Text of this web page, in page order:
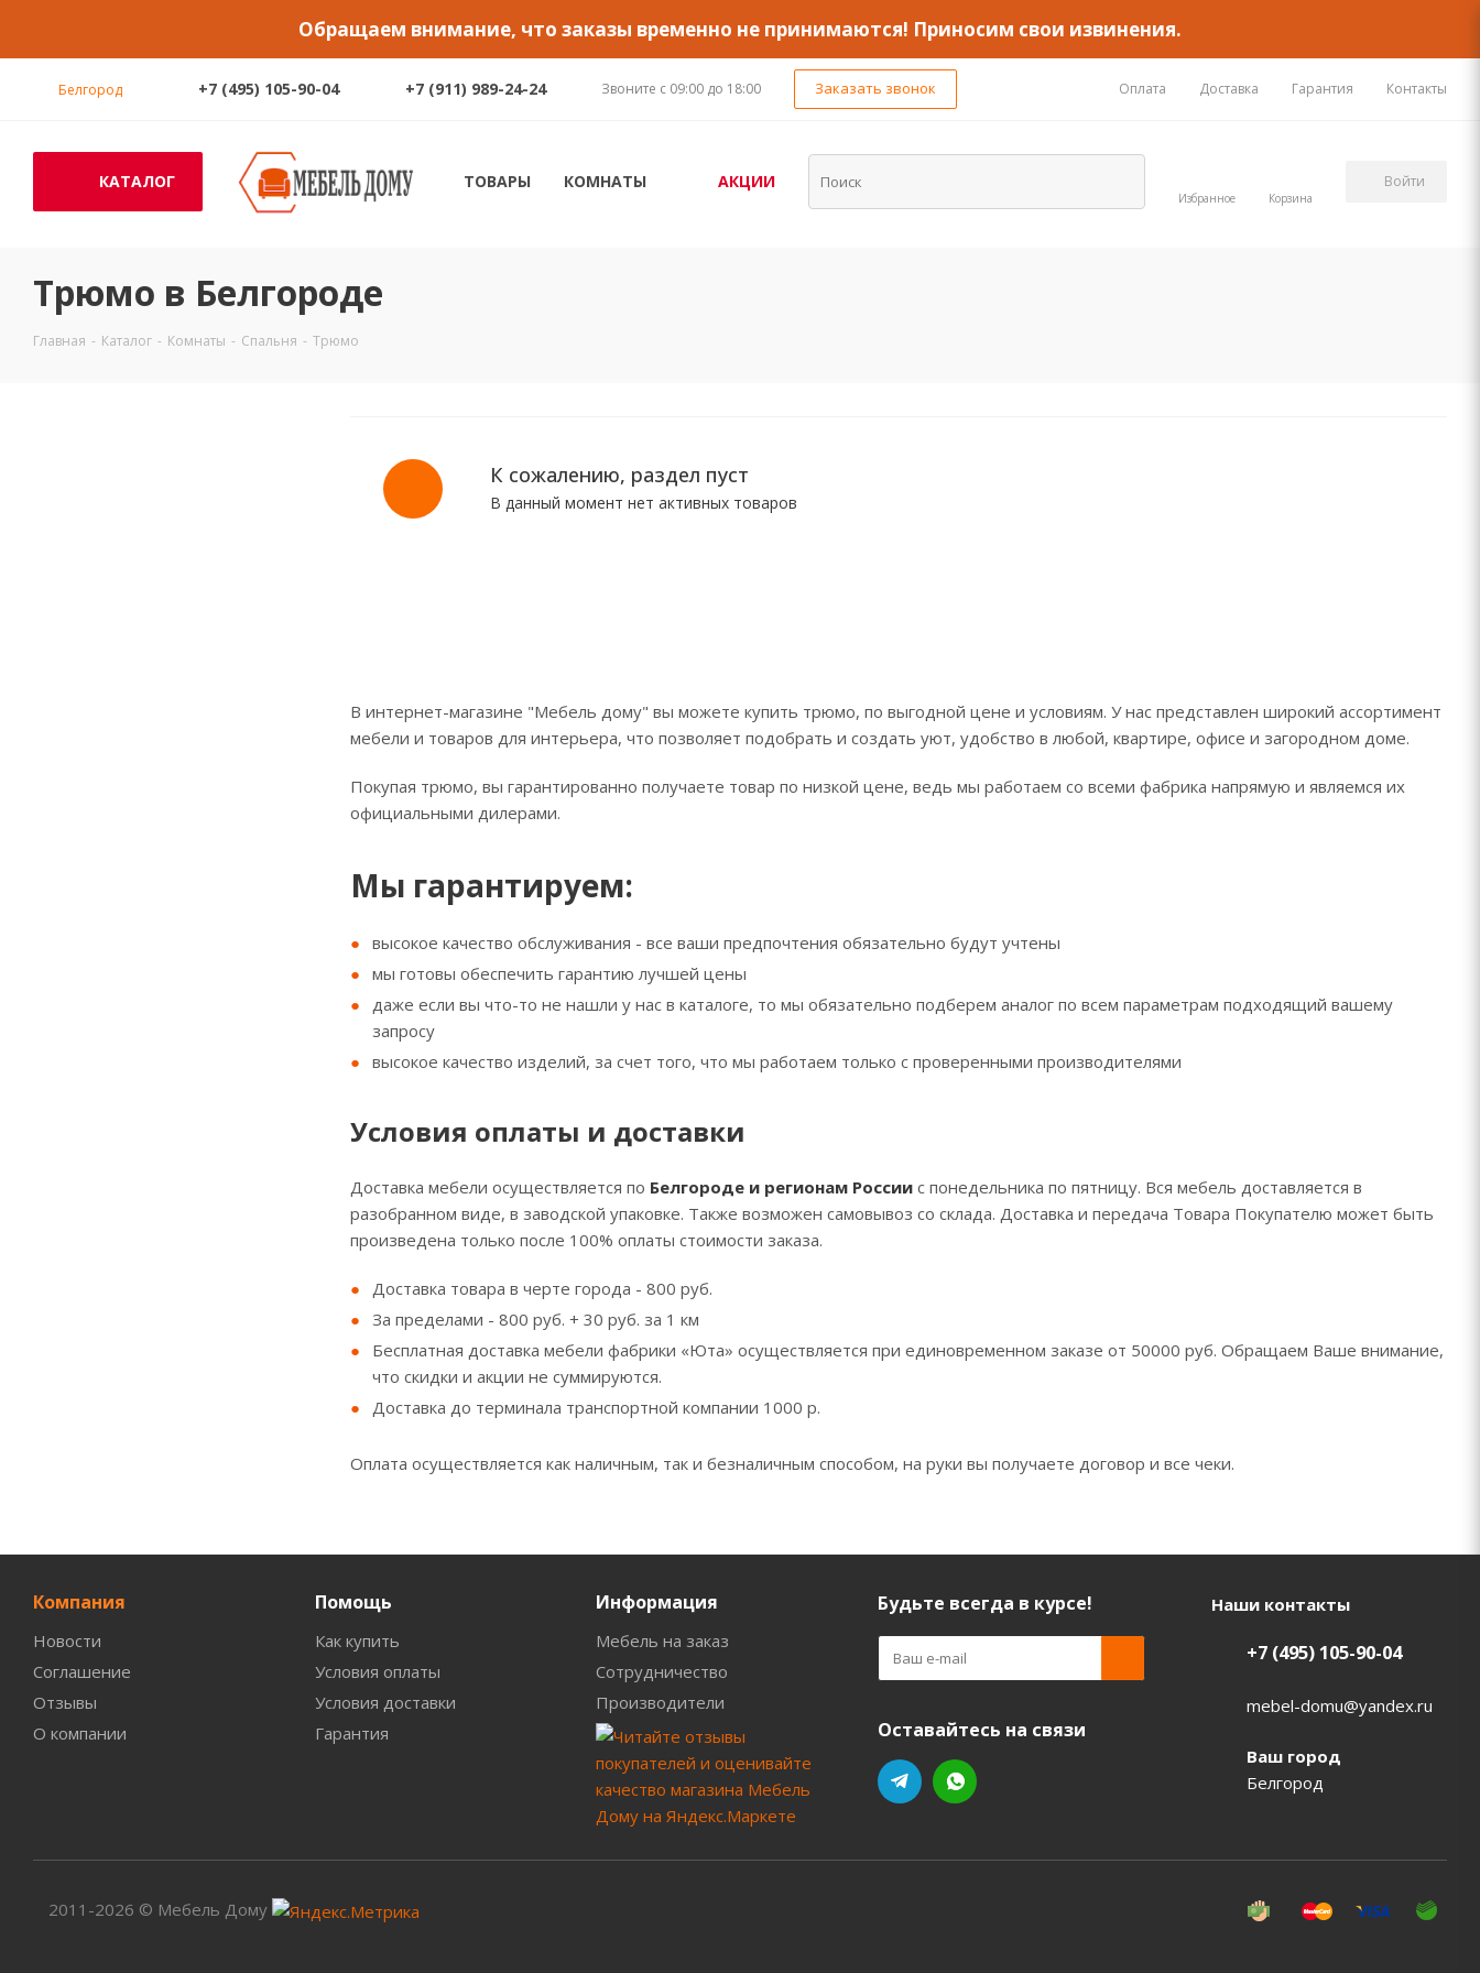
Обращаем внимание, что заказы временно не принимаются! Приносим свои извинения.
Белгород +7 (495) 105-90-04 +7 (911) 989-24-24 Звоните с 09:00 до 18:00 Заказать звонок Оплата Доставка Гарантия Контакты
КАТАЛОГ ТОВАРЫ КОМНАТЫ АКЦИИ
Избранное Корзина
Войти
Трюмо в Белгороде
Главная - Каталог - Комнаты - Спальня - Трюмо
К сожалению, раздел пуст
В данный момент нет активных товаров
В интернет-магазине "Мебель дому" вы можете купить трюмо, по выгодной цене и условиям. У нас представлен широкий ассортимент
мебели и товаров для интерьера, что позволяет подобрать и создать уют, удобство в любой, квартире, офисе и загородном доме.
Покупая трюмо, вы гарантированно получаете товар по низкой цене, ведь мы работаем со всеми фабрика напрямую и являемся их
официальными дилерами.
Мы гарантируем:
высокое качество обслуживания - все ваши предпочтения обязательно будут учтены
мы готовы обеспечить гарантию лучшей цены
даже если вы что-то не нашли у нас в каталоге, то мы обязательно подберем аналог по всем параметрам подходящий вашему
запросу
высокое качество изделий, за счет того, что мы работаем только с проверенными производителями
Условия оплаты и доставки
Доставка мебели осуществляется по Белгороде и регионам России с понедельника по пятницу. Вся мебель доставляется в
разобранном виде, в заводской упаковке. Также возможен самовывоз со склада. Доставка и передача Товара Покупателю может быть
произведена только после 100% оплаты стоимости заказа.
Доставка товара в черте города - 800 руб.
За пределами - 800 руб. + 30 руб. за 1 км
Бесплатная доставка мебели фабрики «Юта» осуществляется при единовременном заказе от 50000 руб. Обращаем Ваше внимание,
что скидки и акции не суммируются.
Доставка до терминала транспортной компании 1000 р.
Оплата осуществляется как наличным, так и безналичным способом, на руки вы получаете договор и все чеки.
Компания
Новости
Соглашение
Отзывы
О компании
Помощь
Как купить
Условия оплаты
Условия доставки
Гарантия
Информация
Мебель на заказ
Сотрудничество
Производители
Будьте всегда в курсе!
Оставайтесь на связи
Наши контакты
+7 (495) 105-90-04
mebel-domu@yandex.ru
Ваш город
Белгород
2011-2026 © Мебель Дому